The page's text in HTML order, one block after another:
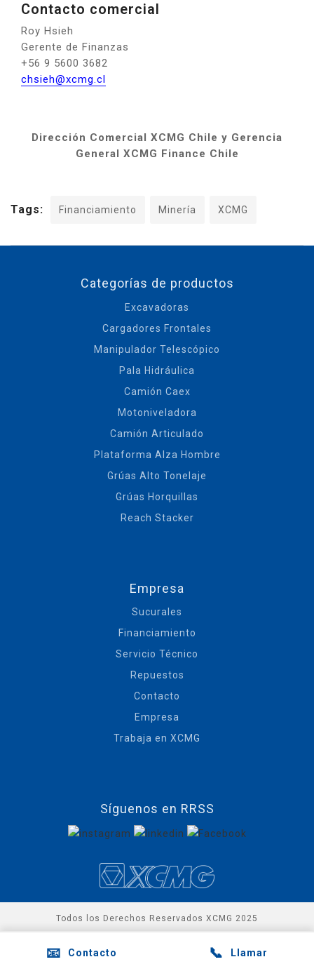
Contacto comercial
Roy Hsieh
Gerente de Finanzas
+56 9 5600 3682
chsieh@xcmg.cl
Dirección Comercial XCMG Chile y Gerencia
General XCMG Finance Chile
Tags: Financiamiento Minería XCMG
Categorías de productos
Excavadoras
Cargadores Frontales
Manipulador Telescópico
Pala Hidráulica
Camión Caex
Motoniveladora
Camión Articulado
Plataforma Alza Hombre
Grúas Alto Tonelaje
Grúas Horquillas
Reach Stacker
Empresa
Sucurales
Financiamiento
Servicio Técnico
Repuestos
Contacto
Empresa
Trabaja en XCMG
Síguenos en RRSS
Todos los Derechos Reservados XCMG 2025
📧 Contacto 📞 Llamar